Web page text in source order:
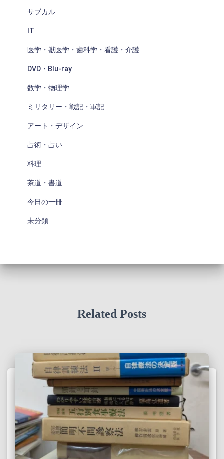
サブカル
IT
医学・獣医学・歯科学・看護・介護
DVD・Blu-ray
数学・物理学
ミリタリー・戦記・軍記
アート・デザイン
占術・占い
料理
茶道・書道
今日の一冊
未分類
Related Posts